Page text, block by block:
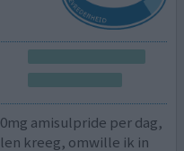
amisulpride per dag,
kreeg, omwille ik in